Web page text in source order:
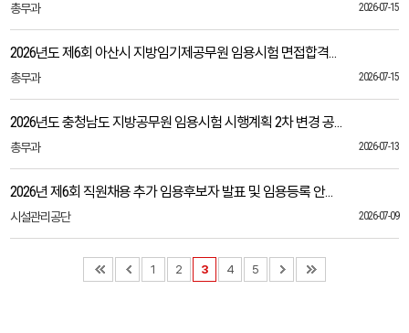
총무과 2026-07-15
2026년도 제6회 아산시 지방임기제공무원 임용시험 면접합격자 발표 및 임용등록 안내
총무과 2026-07-15
2026년도 충청남도 지방공무원 임용시험 시행계획 2차 변경 공고 알림
총무과 2026-07-13
2026년 제6회 직원채용 추가 임용후보자 발표 및 임용등록 안내 공고
시설관리공단 2026-07-09
1 2 3 4 5